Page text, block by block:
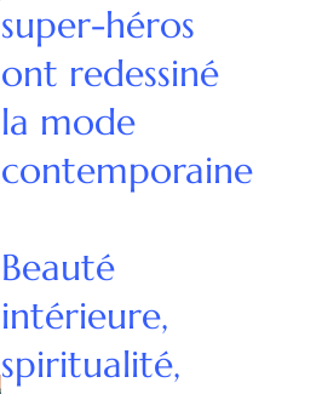
super-héros
ont redessiné
la mode
contemporaine
Beauté
intérieure,
spiritualité,